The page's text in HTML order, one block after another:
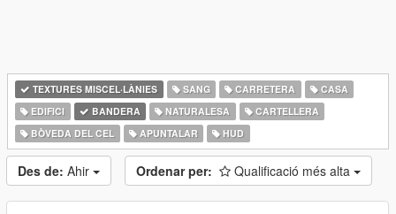
TEXTURES MISCEL·LÀNIES SANG CARRETERA
CASA
EDIFICI
BANDERA NATURALESA
CARTELLERA
BÒVEDA DEL CEL
APUNTALAR HUD
Des de: Ahir Ordenar per: Qualificació més alta